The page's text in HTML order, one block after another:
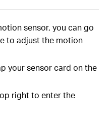
sensor, you can go
to adjust the motion
your sensor card on the
right to enter the